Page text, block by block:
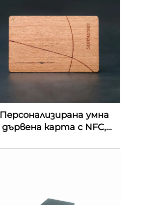
Персонализирана умна
дървена карта с NFC,
EV1 4K дървена карта